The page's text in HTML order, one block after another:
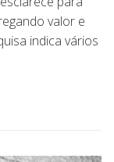
valor e
indica vários